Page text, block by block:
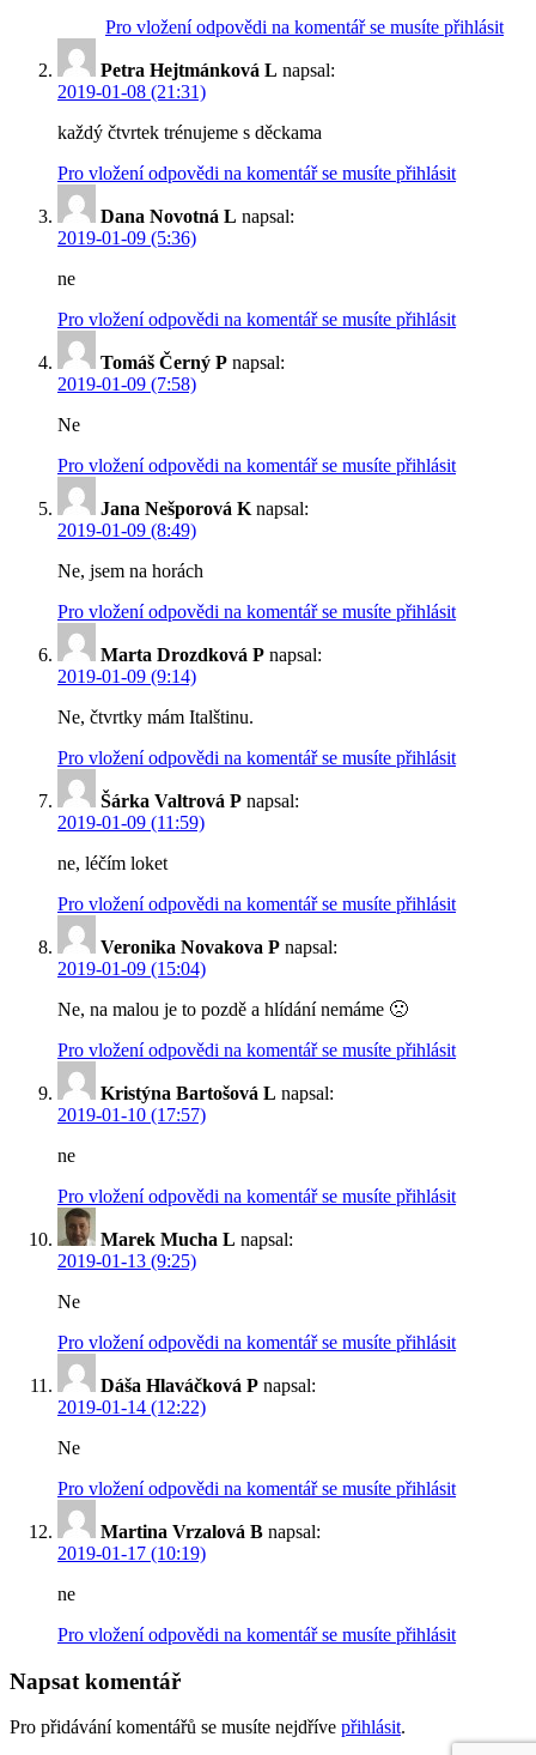
Pro vložení odpovědi na komentář se musíte přihlásit
Petra Hejtmánková L napsal:
2019-01-08 (21:31)
každý čtvrtek trénujeme s děckama
Pro vložení odpovědi na komentář se musíte přihlásit
Dana Novotná L napsal:
2019-01-09 (5:36)
ne
Pro vložení odpovědi na komentář se musíte přihlásit
Tomáš Černý P napsal:
2019-01-09 (7:58)
Ne
Pro vložení odpovědi na komentář se musíte přihlásit
Jana Nešporová K napsal:
2019-01-09 (8:49)
Ne, jsem na horách
Pro vložení odpovědi na komentář se musíte přihlásit
Marta Drozdková P napsal:
2019-01-09 (9:14)
Ne, čtvrtky mám Italštinu.
Pro vložení odpovědi na komentář se musíte přihlásit
Šárka Valtrová P napsal:
2019-01-09 (11:59)
ne, léčím loket
Pro vložení odpovědi na komentář se musíte přihlásit
Veronika Novakova P napsal:
2019-01-09 (15:04)
Ne, na malou je to pozdě a hlídání nemáme 🙁
Pro vložení odpovědi na komentář se musíte přihlásit
Kristýna Bartošová L napsal:
2019-01-10 (17:57)
ne
Pro vložení odpovědi na komentář se musíte přihlásit
Marek Mucha L napsal:
2019-01-13 (9:25)
Ne
Pro vložení odpovědi na komentář se musíte přihlásit
Dáša Hlaváčková P napsal:
2019-01-14 (12:22)
Ne
Pro vložení odpovědi na komentář se musíte přihlásit
Martina Vrzalová B napsal:
2019-01-17 (10:19)
ne
Pro vložení odpovědi na komentář se musíte přihlásit
Napsat komentář
Pro přidávání komentářů se musíte nejdříve přihlásit.